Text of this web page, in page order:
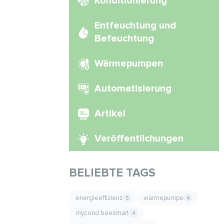
Entfeuchtung und
Befeuchtung
Wärmepumpen
Automatisierung
Artikel
Veröffentlichungen
BELIEBTE TAGS
energieeffizienz 5 wärmepumpe 4
mycond beesmart 4